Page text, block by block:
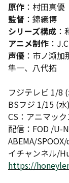
原作 ：村田真優
監督 ：錦織博
シリーズ構成 ：
アニメ制作 ：
声優 ：市ノ瀬
隼一、八代拓
フジテレビ 1/8
BSフジ 1/15 (
CS：アニマック
配信：FOD /U-
ABEMA/
イチャンネル/
https://